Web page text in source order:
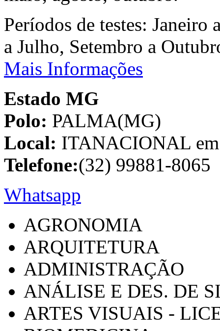
Períodos de testes:
a Julho, Setembro a
Mais Informações
Estado MG
Polo: PALMA(MG)
Local: ITANACIONAL
Telefone:(32) 99881-8065
Whatsapp
AGRONOMIA
ARQUITETURA
ADMINISTRAÇÃO
ANÁLISE E DES. DE
ARTES VISUAIS -